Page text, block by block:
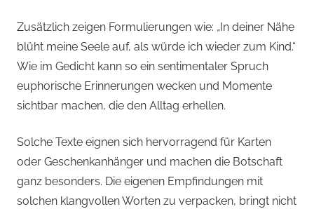
Zusätzlich zeigen Formulierungen wie: „In deiner Nähe
blüht meine Seele auf, als würde ich wieder zum Kind.“
Wie im Gedicht kann so ein sentimentaler Spruch
euphorische Erinnerungen wecken und Momente
sichtbar machen, die den Alltag erhellen.
Solche Texte eignen sich hervorragend für Karten
oder Geschenkanhänger und machen die Botschaft
ganz besonders. Die eigenen Empfindungen mit
solchen klangvollen Worten zu verpacken, bringt nicht